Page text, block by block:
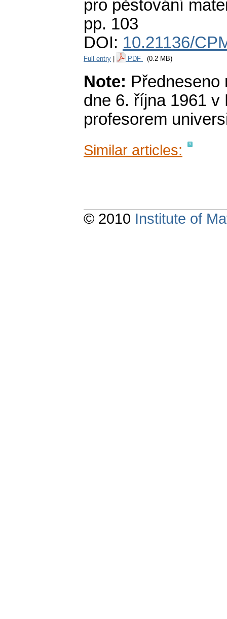
pro pěstování
pp. 103
DOI: 10.21136/
Full entry PDF (0.2 MB)
Note: Předneseno
dne 6. října 1961 v
profesorem
Similar articles:
© 2010 Institute of